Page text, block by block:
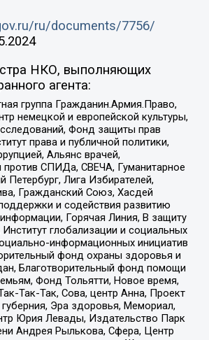
ru/documents/7756/
НКО, выполняющих
агента:
группа Гражданин.Армия.Право,
немецкой и европейской культуры,
Фонд защиты прав
права и публичной политики,
Альянс врачей,
СПИДа, СВЕЧА, Гуманитарное
Петербург, Лига Избирателей,
Гражданский Союз, Хасдей
и содействия развитию
Горячая Линия, В защиту
глобализации и социальных
информационных инициатив
фонд охраны здоровья и
Благотворительный фонд помощи
Фонд Тольятти, Новое время,
Так-Так, Сова, центр Анна, Проект
Эра здоровья, Мемориал,
Юрия Левады, Издательство Парк
Андрея Рылькова, Сфера, Центр